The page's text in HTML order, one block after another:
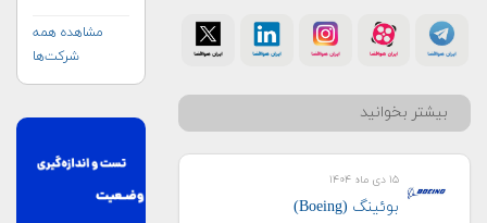
بیشتر بخوانید
۱۵ دی ماه ۱۴۰۴
بوئینگ (Boeing)
مشاهده همه
شرکت‌ها